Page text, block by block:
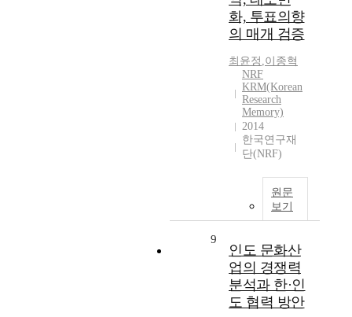
화, 투표의향
의 매개 검증
최윤정 ,이종혁
NRF
KRM(Korean
Research
Memory)
2014
한국연구재
단(NRF)
원문
보기
9
인도 문화산
업의 경쟁력
분석과 한·인
도 협력 방안